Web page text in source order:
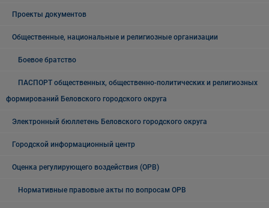
Проекты документов
Общественные, национальные и религиозные организации
Боевое братство
ПАСПОРТ общественных, общественно-политических и религиозных
формирований Беловского городского округа
Электронный бюллетень Беловского городского округа
Городской информационный центр
Оценка регулирующего воздействия (ОРВ)
Нормативные правовые акты по вопросам ОРВ